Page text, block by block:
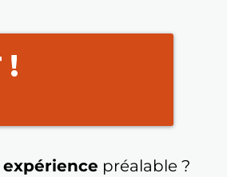
!
préalable ?